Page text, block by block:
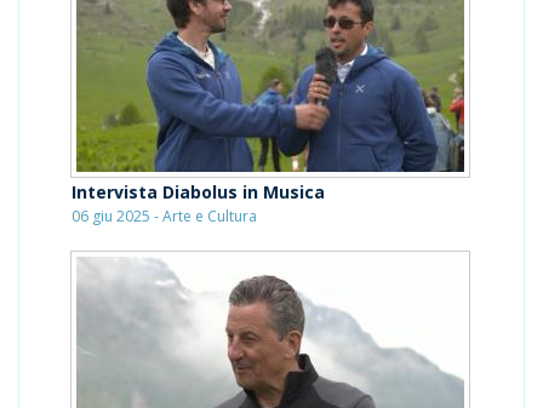
Intervista Diabolus in Musica
06 giu 2025 - Arte e Cultura